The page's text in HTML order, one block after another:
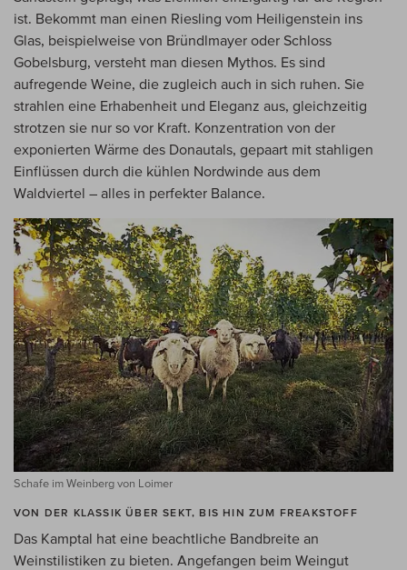
ist. Bekommt man einen Riesling vom Heiligenstein ins
Glas, beispielweise von Bründlmayer oder Schloss
Gobelsburg, versteht man diesen Mythos. Es sind
aufregende Weine, die zugleich auch in sich ruhen. Sie
strahlen eine Erhabenheit und Eleganz aus, gleichzeitig
strotzen sie nur so vor Kraft. Konzentration von der
exponierten Wärme des Donautals, gepaart mit stahligen
Einflüssen durch die kühlen Nordwinde aus dem
Waldviertel – alles in perfekter Balance.
Schafe im Weinberg von Loimer
VON DER KLASSIK ÜBER SEKT, BIS HIN ZUM FREAKSTOFF
Das Kamptal hat eine beachtliche Bandbreite an
Weinstilistiken zu bieten. Angefangen beim Weingut